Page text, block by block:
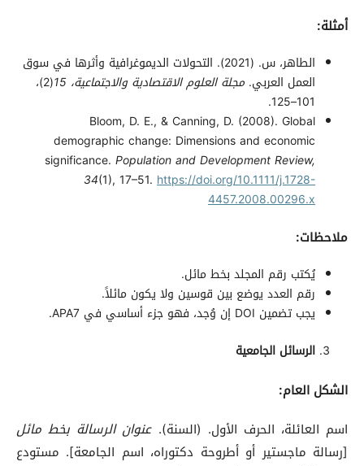
أمثلة:
الطاهر، س. (2021). التحولات الديموغرافية وأثرها في سوق
العمل العربي. مجلة العلوم الاقتصادية والاجتماعية، 15
(2)،
101–125.
Bloom, D. E., & Canning, D. (2008). Global
demographic change: Dimensions and economic
significance.Population and Development Review,
34(1), 17–51.https://doi.org/10.1111/j.1728-
4457.2008.00296.x
ملاحظات:
يُكتب رقم المجلد بخط مائل.
رقم العدد يوضع بين قوسين ولا يكون مائلاً.
يجب تضمين DOI إن وُجد، فهو جزء أساسي في APA7.
الرسائل الجامعية
الشكل العام:
اسم العائلة، الحرف الأول. (السنة).عنوان الرسالة بخط مائل
[رسالة ماجستير أو أطروحة دكتوراه، اسم الجامعة]. مستودع